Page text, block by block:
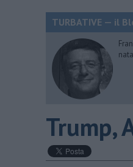
TURBATIVE — il
Trump,